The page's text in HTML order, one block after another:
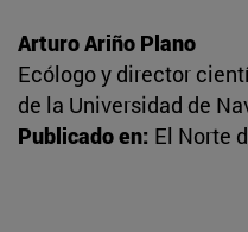
Arturo Ariño Plano
Ecólogo y director
de la Universidad de
Publicado en: El Norte